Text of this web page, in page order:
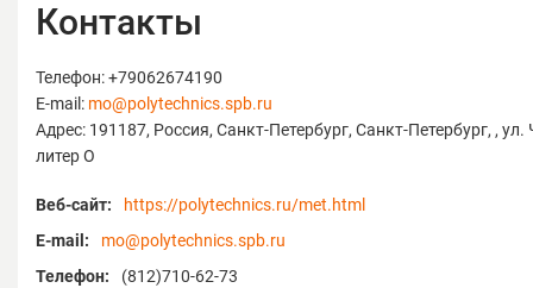
Контакты
Телефон: +79062674190
E-mail: mo@polytechnics.spb.ru
Адрес: 191187, Россия, Санкт-Петербург, Санкт-Петербург, ,
литер О
Веб-сайт:
https://polytechnics.ru/met.html
E-mail:
mo@polytechnics.spb.ru
Телефон:
(812)710-62-73